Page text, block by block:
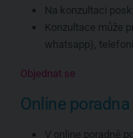
Na konzultaci
Konzultace může
whatsapp),
Objednat se
Online
V online poradně